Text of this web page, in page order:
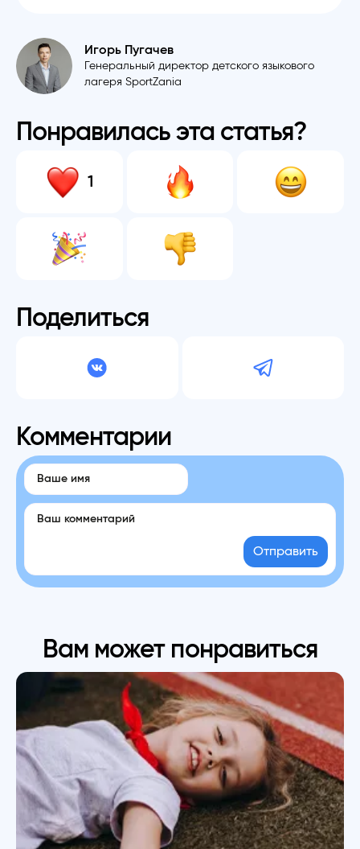
Игорь Пугачев
Генеральный директор детского языкового
лагеря SportZania
Понравилась эта статья?
1
Поделиться
Комментарии
Отправить
Вам может понравиться